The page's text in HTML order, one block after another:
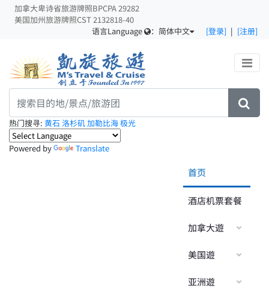
加拿大卑诗省旅游牌照BPCPA 29282
美国加州旅游牌照CST 2132818-40
[登录] | [注册]
语言Language ： 简体中文
热门搜寻: 黄石洛杉矶加勒比海极光
Powered by Translate
首页
酒店机票套餐
加拿大遊
美国遊
亚洲遊